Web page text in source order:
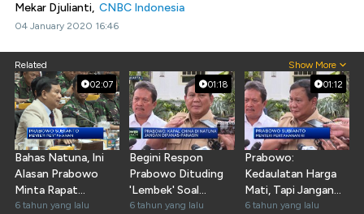
Mekar Djulianti, CNBC Indonesia
04 January 2020 16:46
Related Show More
02:07
Bahas Natuna, Ini
Alasan Prabowo
Minta Rapat
Tertutup
6 tahun yang lalu
01:18
Begini Respon
Prabowo Dituding
'Lembek' Soal
Natuna
6 tahun yang lalu
01:12
Prabowo:
Kedaulatan Harga
Mati, Tapi Jangan
Dipanas-panasi
6 tahun yang lalu